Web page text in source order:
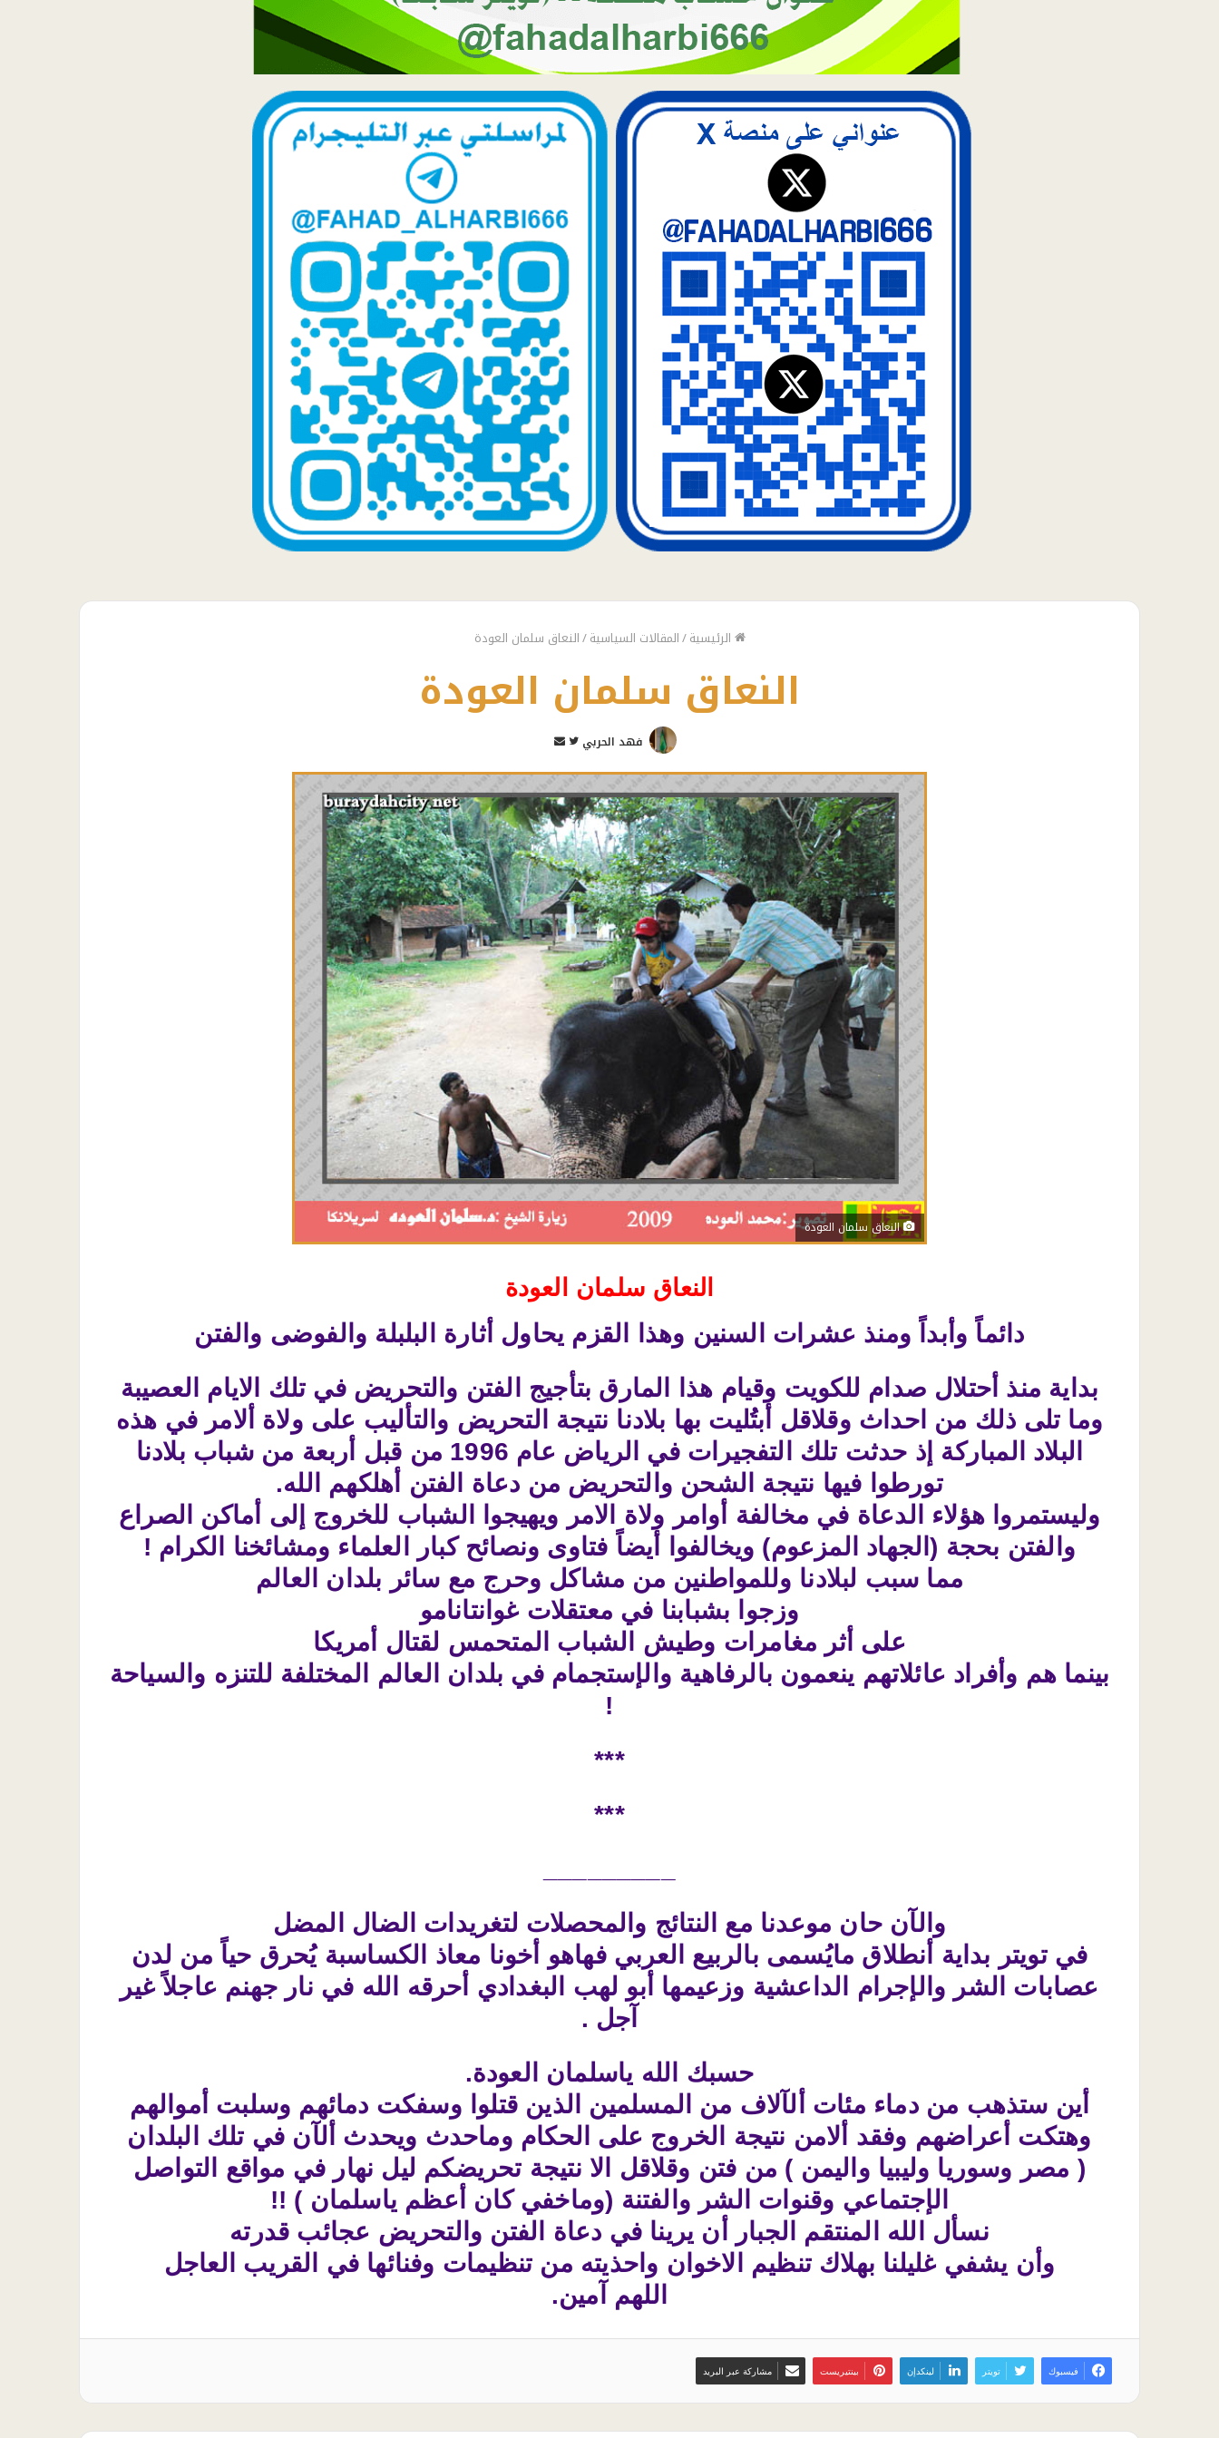
الرئيسية/المقالات السياسية/النعاق سلمان العودة
النعاق سلمان العودة
فهد الحربي
تابع
تويتر
أرسل
إلكترونيا
النعاق سلمان العودة
النعاق سلمان العودة
دائماً وأبداً ومنذ عشرات السنين وهذا القزم يحاول أثارة البلبلة والفوضى والفتن
بداية منذ أحتلال صدام للكويت وقيام هذا المارق بتأجيج الفتن والتحريض في تلك الايام العصيبة
وما تلى ذلك من احداث وقلاقل أبتُليت بها بلادنا نتيجة التحريض والتأليب على ولاة ألامر في هذه
البلاد المباركة إذ حدثت تلك التفجيرات في الرياض عام 1996 من قبل أربعة من شباب بلادنا
تورطوا فيها نتيجة الشحن والتحريض من دعاة الفتن أهلكهم الله.
وليستمروا هؤلاء الدعاة في مخالفة أوامر ولاة الامر ويهيجوا الشباب للخروج إلى أماكن الصراع
والفتن بحجة (الجهاد المزعوم) ويخالفوا أيضاً فتاوى ونصائح كبار العلماء ومشائخنا الكرام !
مما سبب لبلادنا وللمواطنين من مشاكل وحرج مع سائر بلدان العالم
وزجوا بشبابنا في معتقلات غوانتانامو
على أثر مغامرات وطيش الشباب المتحمس لقتال أمريكا
بينما هم وأفراد عائلاتهم ينعمون بالرفاهية والإستجمام في بلدان العالم المختلفة للتنزه والسياحة
!
***
***
والآن حان موعدنا مع النتائج والمحصلات لتغريدات الضال المضل
في تويتر بداية أنطلاق مايُسمى بالربيع العربي فهاهو أخونا معاذ الكساسبة يُحرق حياً من لدن
عصابات الشر والإجرام الداعشية وزعيمها أبو لهب البغدادي أحرقه الله في نار جهنم عاجلاً غير
آجل .
حسبك الله ياسلمان العودة.
أين ستذهب من دماء مئات ألآلاف من المسلمين الذين قتلوا وسفكت دمائهم وسلبت أموالهم
وهتكت أعراضهم وفقد ألامن نتيجة الخروج على الحكام وماحدث ويحدث ألآن في تلك البلدان
( مصر وسوريا وليبيا واليمن ) من فتن وقلاقل الا نتيجة تحريضكم ليل نهار في مواقع التواصل
الإجتماعي وقنوات الشر والفتنة (وماخفي كان أعظم ياسلمان ) !!
نسأل الله المنتقم الجبار أن يرينا في دعاة الفتن والتحريض عجائب قدرته
وأن يشفي غليلنا بهلاك تنظيم الاخوان واحذيته من تنظيمات وفنائها في القريب العاجل
اللهم آمين.
فيسبوك تويتر لينكدإن بينتيريست مشاركة عبر البريد